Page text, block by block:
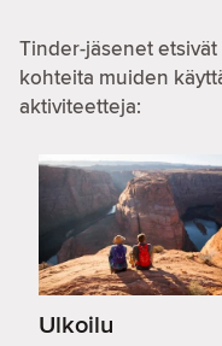
Tinder-jäsenet
kohteita muiden
aktiviteetteja:
Ulkoilu